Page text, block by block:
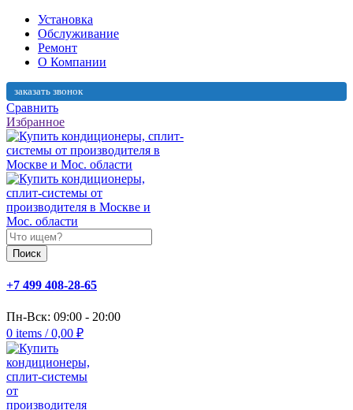
Установка
Обслуживание
Ремонт
О Компании
заказать звонок
Сравнить
Избранное
Поиск
+7 499 408-28-65
Пн-Вск: 09:00 - 20:00
0 items / 0,00 ₽